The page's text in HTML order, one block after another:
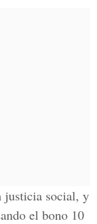
justicia social, y
el bono 10